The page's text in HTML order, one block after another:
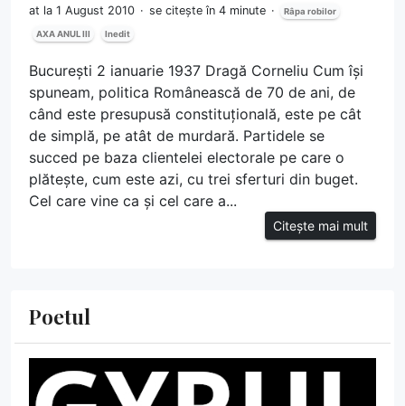
at la 1 August 2010
se citește în 4 minute Râpa robilor
AXA ANUL III Inedit
București 2 ianuarie 1937 Dragă Corneliu Cum își
spuneam, politica Românească de 70 de ani, de
când este presupusă constituțională, este pe cât
de simplă, pe atât de murdară. Partidele se
succed pe baza clientelei electorale pe care o
plătește, cum este azi, cu trei sferturi din buget.
Cel care vine ca și cel care a...
Citește mai mult
Poetul